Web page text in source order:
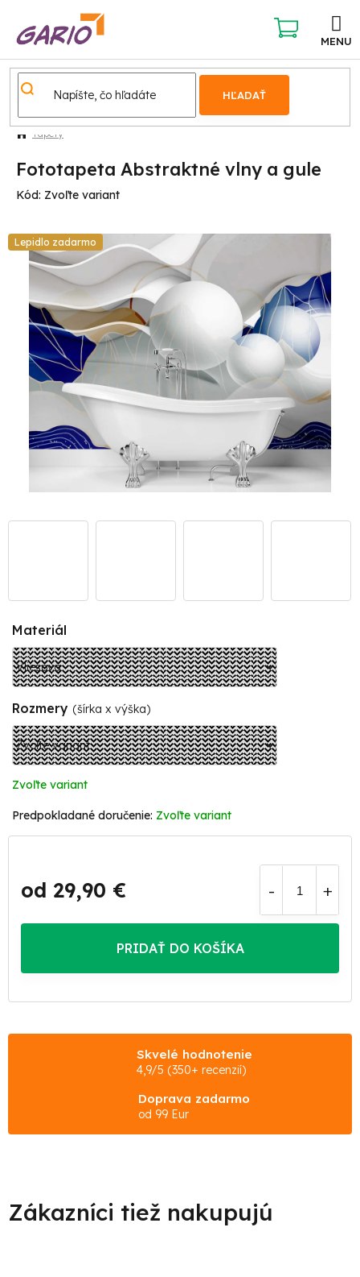
obsah
HĽADAŤ
NÁKUPNÝ
KOŠÍK
Tapety
Fototapeta Abstraktné vlny a gule
Kód: Zvoľte variant
Lepidlo zadarmo
Materiál
Rozmery (šírka x výška)
Zvoľte variant
Zvoľte variant
od 29,90 €
Jednotková
cena:
PRIDAŤ DO KOŠÍKA
Skvelé hodnotenie
4,9/5 (350+ recenzií)
Doprava zadarmo
od 99 Eur